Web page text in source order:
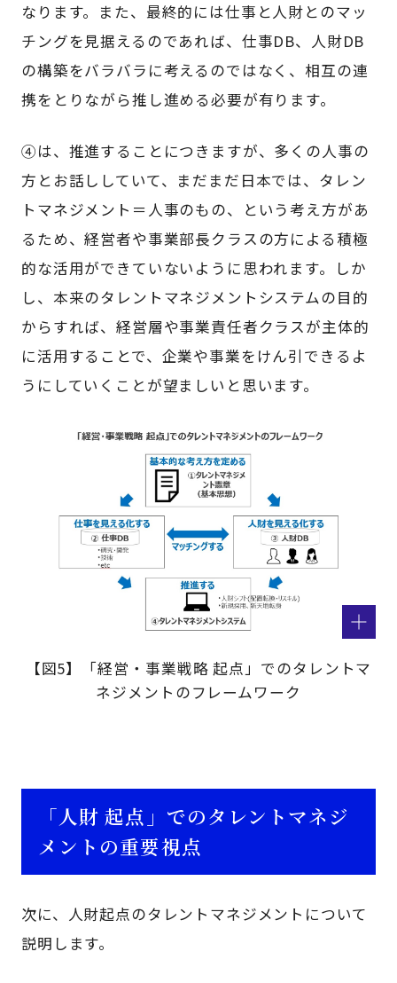
なります。また、最終的には仕事と人財とのマッ
チングを見据えるのであれば、仕事DB、人財DB
の構築をバラバラに考えるのではなく、相互の連
携をとりながら推し進める必要が有ります。
④は、推進することにつきますが、多くの人事の
方とお話ししていて、まだまだ日本では、タレン
トマネジメント＝人事のもの、という考え方があ
るため、経営者や事業部長クラスの方による積極
的な活用ができていないように思われます。しか
し、本来のタレントマネジメントシステムの目的
からすれば、経営層や事業責任者クラスが主体的
に活用することで、企業や事業をけん引できるよ
うにしていくことが望ましいと思います。
【図5】「経営・事業戦略 起点」でのタレントマ
ネジメントのフレームワーク
「人財 起点」でのタレントマネジ
メントの重要視点
次に、人財起点のタレントマネジメントについて
説明します。